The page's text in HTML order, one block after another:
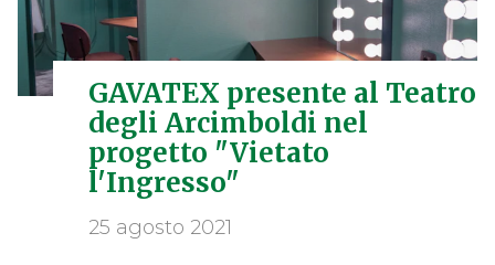
GAVATEX presente al Teatro
degli Arcimboldi nel
progetto "Vietato
l'Ingresso"
25 agosto 2021